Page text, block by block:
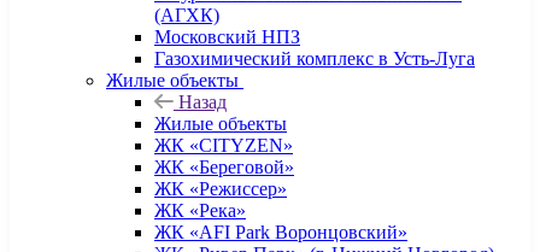
(АГХК)
Московский НПЗ
Газохимический комплекс в Усть-Луга
Жилые объекты
Назад
Жилые объекты
ЖК «CITYZEN»
ЖК «Береговой»
ЖК «Режиссер»
ЖК «Река»
ЖК «AFI Park Воронцовский»